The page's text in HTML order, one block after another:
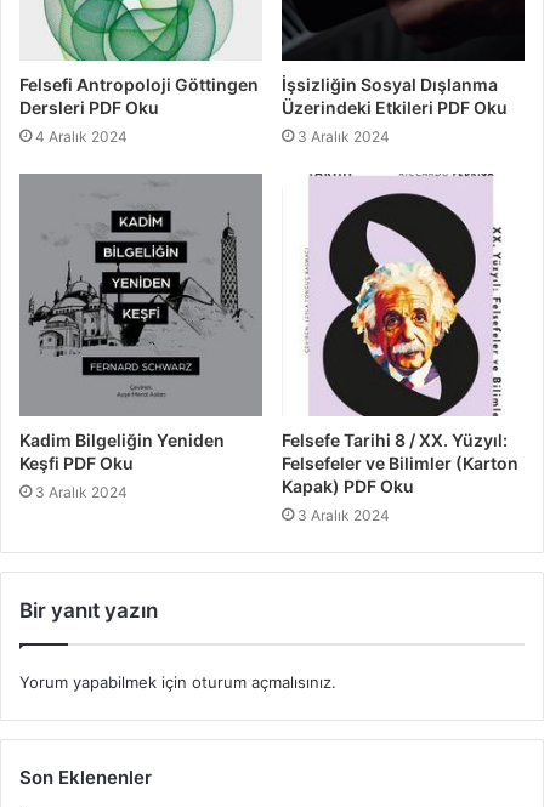
Felsefi Antropoloji Göttingen
Dersleri PDF Oku
4 Aralık 2024
İşsizliğin Sosyal Dışlanma
Üzerindeki Etkileri PDF Oku
3 Aralık 2024
Kadim Bilgeliğin Yeniden
Keşfi PDF Oku
3 Aralık 2024
Felsefe Tarihi 8 / XX. Yüzyıl:
Felsefeler ve Bilimler (Karton
Kapak) PDF Oku
3 Aralık 2024
Bir yanıt yazın
Yorum yapabilmek için oturum açmalısınız.
Son Eklenenler